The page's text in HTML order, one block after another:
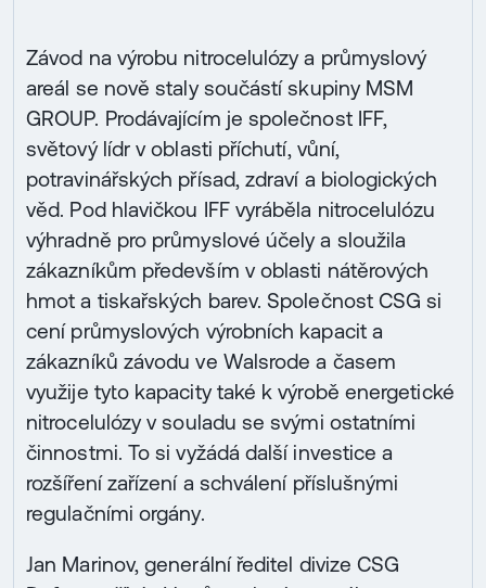
Závod na výrobu nitrocelulózy a průmyslový
areál se nově staly součástí skupiny MSM
GROUP. Prodávajícím je společnost IFF,
světový lídr v oblasti příchutí, vůní,
potravinářských přísad, zdraví a biologických
věd. Pod hlavičkou IFF vyráběla nitrocelulózu
výhradně pro průmyslové účely a sloužila
zákazníkům především v oblasti nátěrových
hmot a tiskařských barev. Společnost CSG si
cení průmyslových výrobních kapacit a
zákazníků závodu ve Walsrode a časem
využije tyto kapacity také k výrobě energetické
nitrocelulózy v souladu se svými ostatními
činnostmi. To si vyžádá další investice a
rozšíření zařízení a schválení příslušnými
regulačními orgány.
Jan Marinov, generální ředitel divize CSG